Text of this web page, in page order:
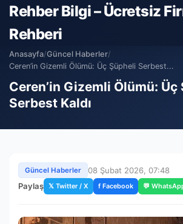
Rehber Bilgi – Ücretsiz
Rehberi
Anasayfa/Güncel Haberler/
Ceren’in Gizemli Ölümü: Üç Şüpheli Serbest...
Ceren’in Gizemli Ölümü: Üç
Serbest Kaldı
Güncel Haberler
08 Şubat 2026, 07:48
Paylaş 𝕏 Twitter / X f Facebook 💬